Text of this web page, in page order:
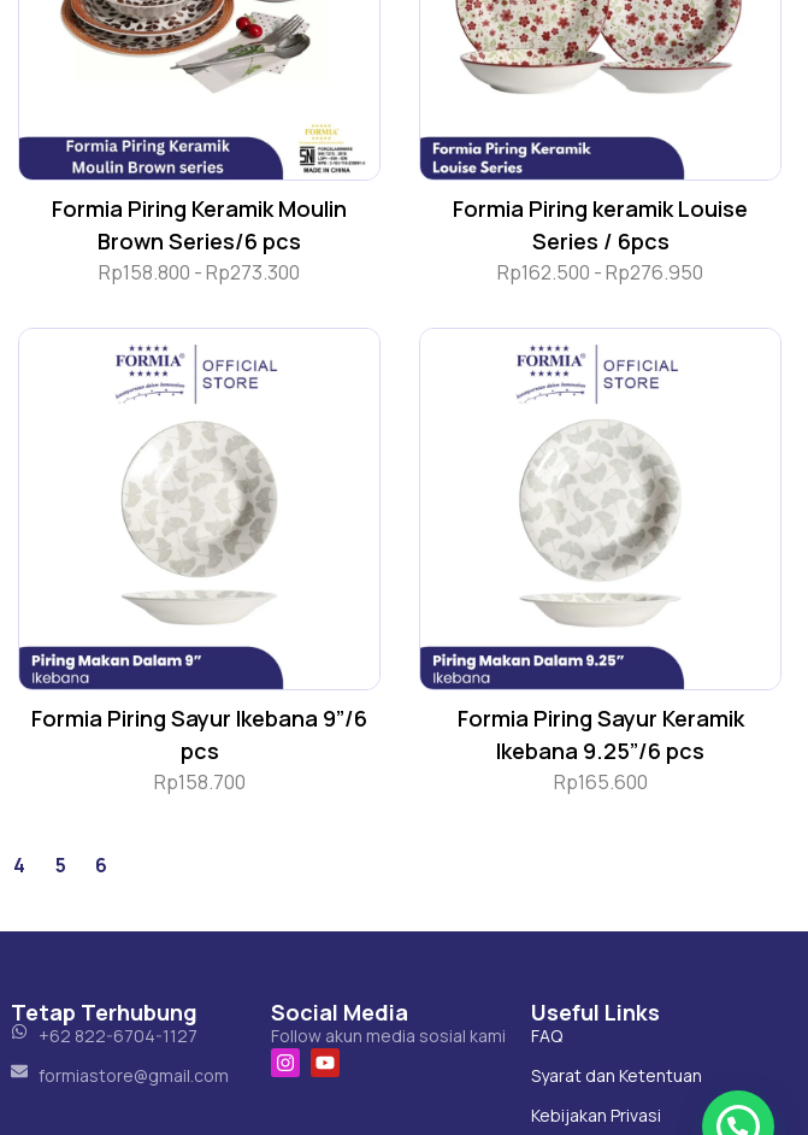
Formia Piring Keramik Moulin
Brown Series/6 pcs
Rp158.800 -Rp273.300
Formia Piring keramik Louise
Series / 6pcs
Rp162.500 -Rp276.950
Formia Piring Sayur Ikebana 9”/6
pcs
Rp158.700
Formia Piring Sayur Keramik
Ikebana 9.25”/6 pcs
Rp165.600
4 5 6
Tetap Terhubung
+62 822-6704-1127
formiastore@gmail.com
Social Media
Follow akun media sosial kami
Useful Links
FAQ
Syarat dan Ketentuan
Kebijakan Privasi